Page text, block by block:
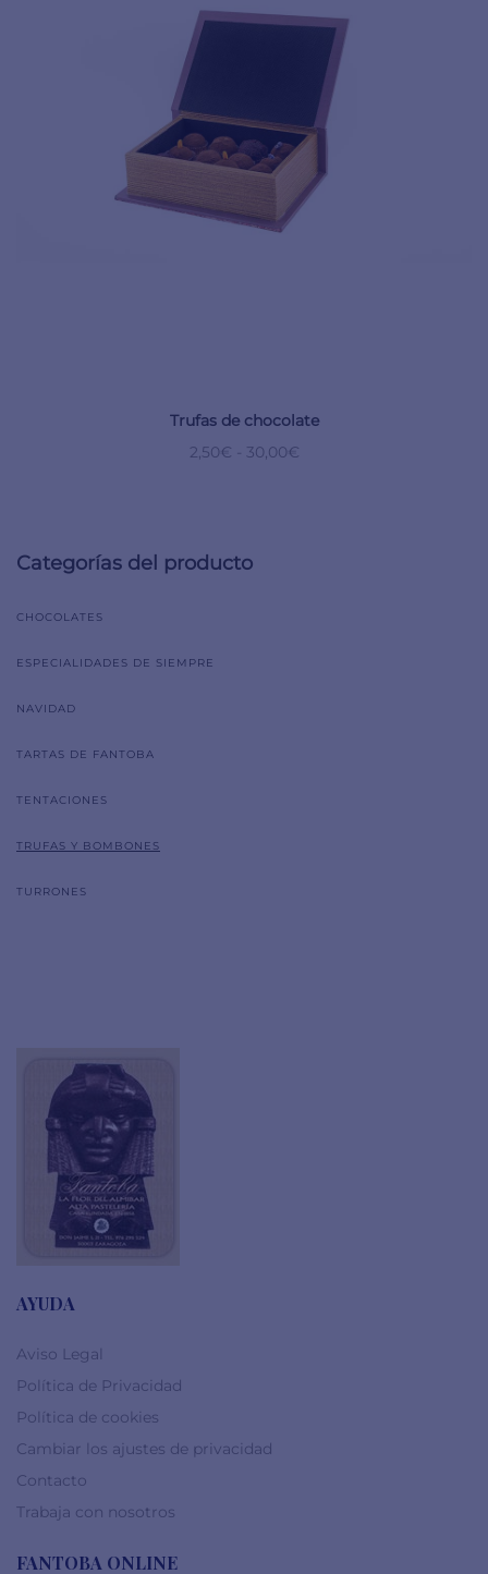
Trufas de chocolate
2,50€ 30,00€
Categorías del producto
CHOCOLATES
ESPECIALIDADES DE SIEMPRE
NAVIDAD
TARTAS DE FANTOBA
TENTACIONES
TRUFAS Y BOMBONES
TURRONES
AYUDA
Aviso Legal
Política de Privacidad
Política de cookies
Cambiar los ajustes de privacidad
Contacto
Trabaja con nosotros
FANTOBA ONLINE